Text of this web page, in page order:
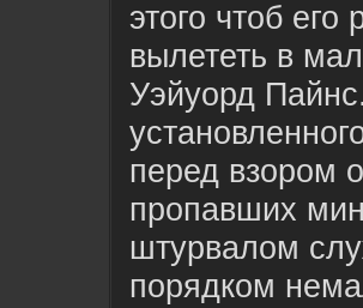
этого чтоб его
вылететь в
Уэйуорд
перед взором
пропавших
штурвалом
порядком